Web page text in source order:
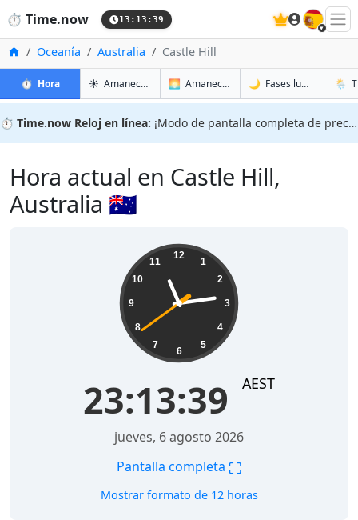
⏱️ Time.now 13:13:40 🇪🇸
InicioOceanía Australia Castle Hill
⏱️ Horaen Castle Hill
☀️ Amanecer y atardecer en Castle Hill
🌅 Amanecer y atardecer mañana en
🌙 Fases lunares en
🌦️
⏱️ Time.now Reloj en línea: ¡Modo de pantalla completa de precisión!
Hora actual en Castle Hill,
Australia 🇦🇺
12
1
2
3
4
5
6
7
8
9
10
11
23:13:40 AEST
jueves, 6 agosto 2026
Pantalla completa ⛶
Mostrar formato de 12 horas